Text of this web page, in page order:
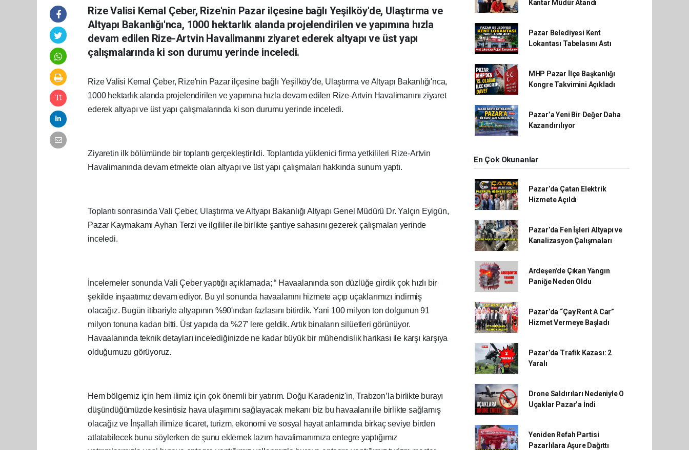
Rize Valisi Kemal Çeber, Rize'nin Pazar ilçesine bağlı Yeşilköy'de, Ulaştırma ve
Altyapı Bakanlığı'nca, 1000 hektarlık alanda projelendirilen ve yapımına hızla
devam edilen Rize-Artvin Havalimanını ziyaret ederek altyapı ve üst yapı
çalışmalarında ki son durumu yerinde inceledi.
Rize Valisi Kemal Çeber, Rize'nin Pazar ilçesine bağlı Yeşilköy'de, Ulaştırma ve Altyapı Bakanlığı'nca,
1000 hektarlık alanda projelendirilen ve yapımına hızla devam edilen Rize-Artvin Havalimanını ziyaret
ederek altyapı ve üst yapı çalışmalarında ki son durumu yerinde inceledi.
Ziyaretin ilk bölümünde bir toplantı gerçekleştirildi. Toplantıda yüklenici firma yetkilileri Rize-Artvin
Havalimanında devam etmekte olan altyapı ve üst yapı çalışmaları hakkında sunum yaptı.
Toplantı sonrasında Vali Çeber, Ulaştırma ve Altyapı Bakanlığı Altyapı Genel Müdürü Dr. Yalçın Eyigün,
Pazar Kaymakamı Ayhan Terzi ve ilgililer ile birlikte şantiye sahasını gezerek çalışmaları yerinde
inceledi.
İncelemeler sonunda Vali Çeber yaptığı açıklamada; “ Havaalanında son düzlüğe girdik çok hızlı bir
şekilde inşaatımız devam ediyor. Bu yıl sonunda havaalanını hizmete açıp uçaklarımızı indirmiş
olacağız. Bugün itibariyle altyapının %90'ından fazlasını bitirdik. Yani 100 milyon ton dolgunun 91
milyon tonuna kadarı bitti. Üst yapıda da %27' lere geldik. Artık binaların silüetleri görünüyor.
Havaalanında teknik detayları incelediğinizde ne kadar büyük bir mühendislik harikası ile karşı karşıya
olduğumuzu görüyoruz.
Hem bölgemiz için hem ilimiz için çok önemli bir yatırım. Doğu Karadeniz'in, Trabzon’la birlikte burayı
düşündüğümüzde kesintisiz hava ulaşımını sağlayacak mekanı biz bu havaalanı ile birlikte sağlamış
olacağız ve İnşallah ilimize ticaret, turizm, ekonomi ve sosyal hayat anlamında birkaç seviye birden
atlatabilecek bunu söylerken de şunu eklemek lazım havalimanımıza entegre yaptığımız
Kantar Müdür Atandı
Pazar Belediyesi Kent
Lokantası Tabelasını Astı
MHP Pazar İlçe Başkanlığı
Kongre Takvimini Açıkladı
Pazar’a Yeni Bir Değer Daha
Kazandırılıyor
En Çok Okunanlar
Pazar’da Çatan Elektrik
Hizmete Açıldı
Pazar’da Fen İşleri Altyapı ve
Kanalizasyon Çalışmaları
Ardeşen'de Çıkan Yangın
Paniğe Neden Oldu
Pazar’da “Çay Rent A Car”
Hizmet Vermeye Başladı
Pazar’da Trafik Kazası: 2
Yaralı
Drone Saldırıları Nedeniyle O
Uçaklar Pazar’a İndi
Yeniden Refah Partisi
Pazarlılara Aşure Dağıttı